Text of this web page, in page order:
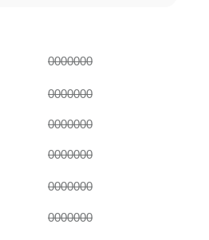
0000000
0000000
0000000
0000000
0000000
0000000